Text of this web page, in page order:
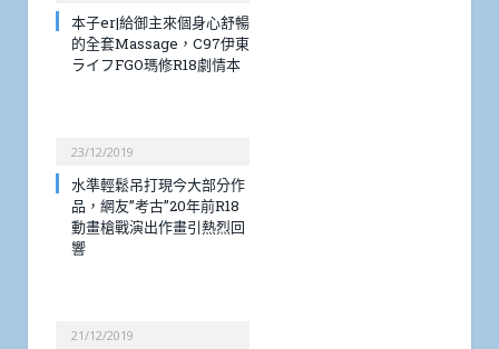
本子er|給御主來個身心舒暢
的全套Massage，C97伊東
ライフFGO瑪修R18劇情本
23/12/2019
水準輕鬆吊打現今大部分作
品，網友”考古”20年前R18
動畫槍戰演出作畫引熱烈回
響
21/12/2019